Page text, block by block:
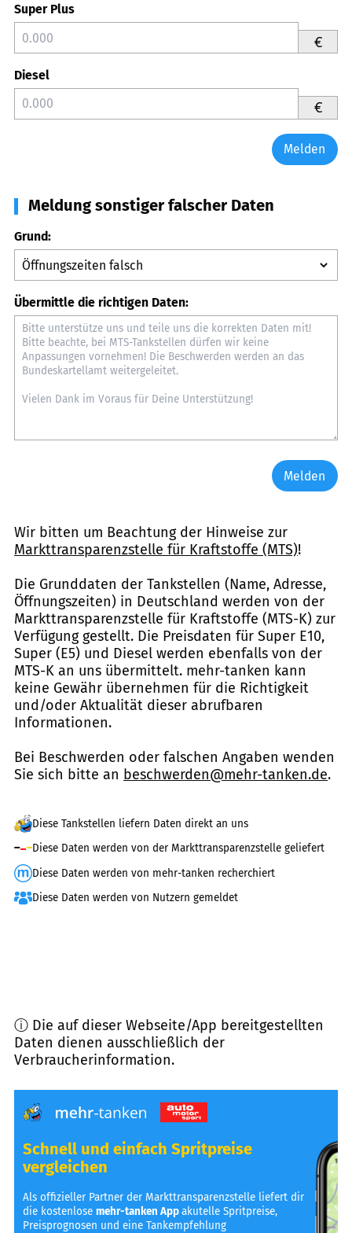
Super Plus
€
Diesel
€
Melden
Meldung sonstiger falscher Daten
Grund:
Übermittle die richtigen Daten:
Melden
Wir bitten um Beachtung der Hinweise zur
Markttransparenzstelle für Kraftstoffe (MTS)!
Die Grunddaten der Tankstellen (Name, Adresse,
Öffnungszeiten) in Deutschland werden von der
Markttransparenzstelle für Kraftstoffe (MTS-K) zur
Verfügung gestellt. Die Preisdaten für Super E10,
Super (E5) und Diesel werden ebenfalls von der
MTS-K an uns übermittelt. mehr-tanken kann
keine Gewähr übernehmen für die Richtigkeit
und/oder Aktualität dieser abrufbaren
Informationen.
Bei Beschwerden oder falschen Angaben wenden
Sie sich bitte an beschwerden@mehr-tanken.de.
Diese Tankstellen liefern Daten direkt an uns
Diese Daten werden von der Markttransparenzstelle geliefert
Diese Daten werden von mehr-tanken recherchiert
Diese Daten werden von Nutzern gemeldet
ⓘ Die auf dieser Webseite/App bereitgestellten
Daten dienen ausschließlich der
Verbraucherinformation.
Schnell und einfach Spritpreise
vergleichen
Als offizieller Partner der Markttransparenzstelle liefert dir
die kostenlosemehr-tanken Appakutelle Spritpreise,
Preisprognosen und eine Tankempfehlung